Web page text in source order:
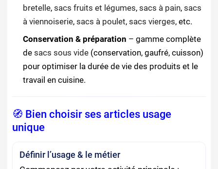
bretelle, sacs fruits et légumes, sacs à pain, sacs
à viennoiserie, sacs à poulet, sacs vierges, etc.
Conservation & préparation – gamme complète
de sacs sous vide (conservation, gaufré, cuisson)
pour optimiser la durée de vie des produits et le
travail en cuisine.
🧭 Bien choisir ses articles usage
unique
Définir l’usage & le métier